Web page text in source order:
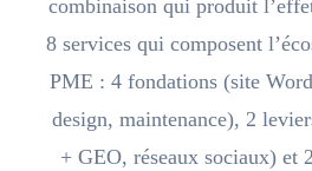
combinaison qui produit
8 services qui composent
PME : 4 fondations (site
design, maintenance), 2
+ GEO, réseaux sociaux) et